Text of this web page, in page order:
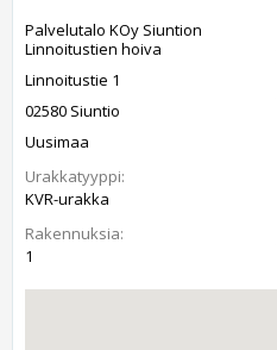
Palvelutalo KOy Siuntion
Linnoitustien hoiva
Linnoitustie 1
02580 Siuntio
Uusimaa
Urakkatyyppi:
KVR-urakka
Rakennuksia:
1